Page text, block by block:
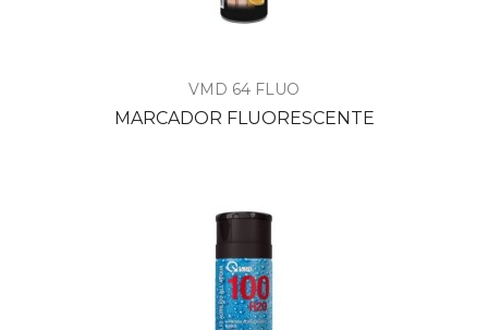
VMD 64 FLUO
MARCADOR FLUORESCENTE